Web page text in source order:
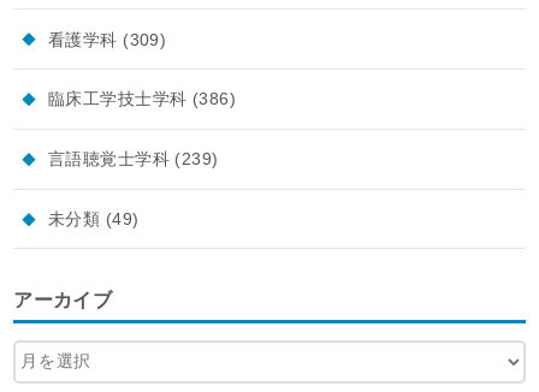
看護学科 (309)
臨床工学技士学科 (386)
言語聴覚士学科 (239)
未分類 (49)
アーカイブ